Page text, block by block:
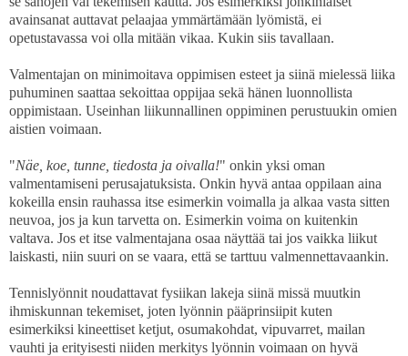
avainsanat auttavat pelaajaa ymmärtämään lyömistä, ei
opetustavassa voi olla mitään vikaa. Kukin siis tavallaan.
Valmentajan on minimoitava oppimisen esteet ja siinä mielessä liika
puhuminen saattaa sekoittaa oppijaa sekä hänen luonnollista
oppimistaan. Useinhan liikunnallinen oppiminen perustuukin omien
aistien voimaan.
"Näe, koe, tunne, tiedosta ja oivalla!" onkin yksi oman
valmentamiseni perusajatuksista. Onkin hyvä antaa oppilaan aina
kokeilla ensin rauhassa itse esimerkin voimalla ja alkaa vasta sitten
neuvoa, jos ja kun tarvetta on. Esimerkin voima on kuitenkin
valtava. Jos et itse valmentajana osaa näyttää tai jos vaikka liikut
laiskasti, niin suuri on se vaara, että se tarttuu valmennettavaankin.
Tennislyönnit noudattavat fysiikan lakeja siinä missä muutkin
ihmiskunnan tekemiset, joten lyönnin pääprinsiipit kuten
esimerkiksi kineettiset ketjut, osumakohdat, vipuvarret, mailan
vauhti ja erityisesti niiden merkitys lyönnin voimaan on hyvä